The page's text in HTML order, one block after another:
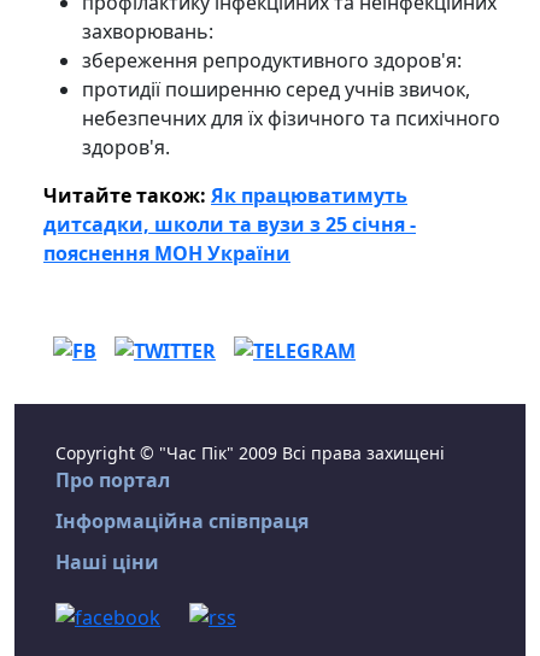
захворювань:
збереження репродуктивного здоров'я:
протидії поширенню серед учнів звичок,
небезпечних для їх фізичного та психічного
здоров'я.
Читайте також: Як працюватимуть
дитсадки, школи та вузи з 25 січня -
пояснення МОН України
Copyright © "Час Пік" 2009 Всі права захищені
Про портал
Інформаційна співпраця
Наші ціни